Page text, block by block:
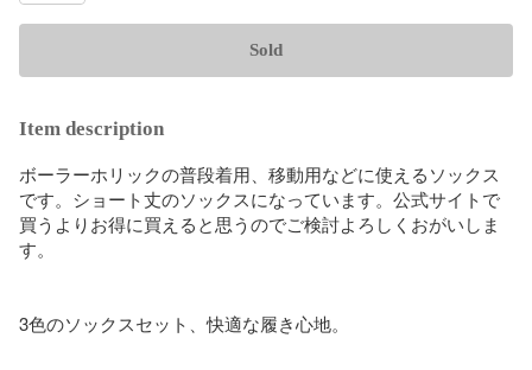
Sold
Item description
ボーラーホリックの普段着用、移動用などに使えるソックス
です。ショート丈のソックスになっています。公式サイトで
買うよりお得に買えると思うのでご検討よろしくおがいしま
す。
3色のソックスセット、快適な履き心地。